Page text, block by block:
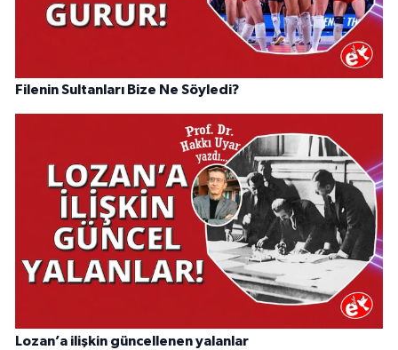
Filenin Sultanları Bize Ne Söyledi?
Lozan’a ilişkin güncellenen yalanlar